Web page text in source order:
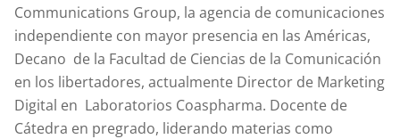
Communications Group, la agencia de comunicaciones
independiente con mayor presencia en las Américas,
Decano de la Facultad de Ciencias de la Comunicación
en los libertadores, actualmente Director de Marketing
Digital en Laboratorios Coaspharma. Docente de
Cátedra en pregrado, liderando materias como